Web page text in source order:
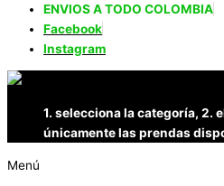
ENVIOS A TODO COLOMBIA
Facebook
Instagram
1. selecciona la categoría, 2.
únicamente las prendas
Menú